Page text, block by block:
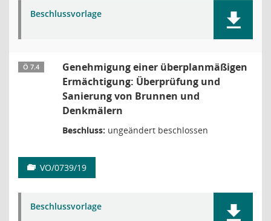
Beschlussvorlage
Ö 7.4
Genehmigung einer überplanmäßigen
Ermächtigung: Überprüfung und
Sanierung von Brunnen und
Denkmälern
Beschluss: ungeändert beschlossen
VO/0739/19
Beschlussvorlage